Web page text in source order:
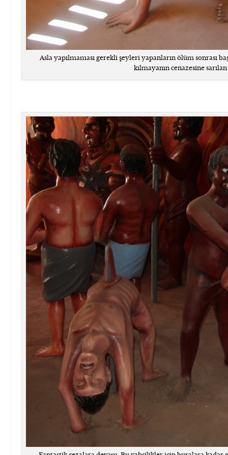
Asla yapılmaması gerekli şeyleri yapanların ölüm sonrası
kılmayanın cenazesine